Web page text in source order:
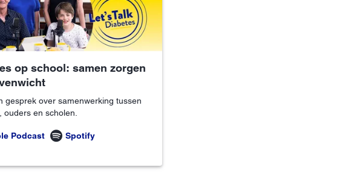
op school: samen zorgen
gesprek over samenwerking tussen
ouders en scholen.
Podcast Spotify